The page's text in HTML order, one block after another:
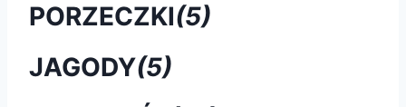
PORZECZKI(5)
JAGODY(5)